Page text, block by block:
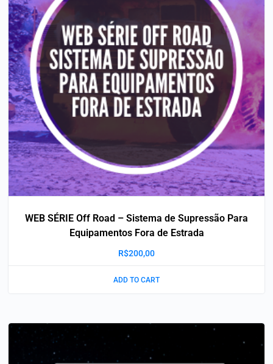
WEB SÉRIE Off Road – Sistema de Supressão Para
Equipamentos Fora de Estrada
R$200,00
ADD TO CART